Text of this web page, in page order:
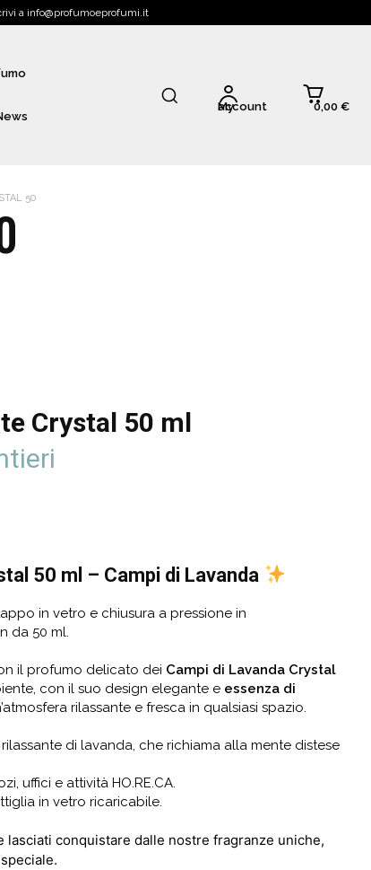
a info@profumoeprofumi.it
My account 0,00 €
50
Crystal 50 ml
50 ml – Campi di Lavanda
in vetro e chiusura a pressione in
da 50 ml.
il profumo delicato dei Campi di Lavanda Crystal
con il suo design elegante e essenza di
rilassante e fresca in qualsiasi spazio.
di lavanda, che richiama alla mente distese
uffici e attività HO.RE.CA.
in vetro ricaricabile.
lasciati conquistare dalle nostre fragranze uniche,